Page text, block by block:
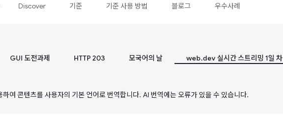
Discover 기준 기준 사용 방법 블로그 우수사례
GUI 도전과제 HTTP 203 모국어의 날 web.dev 실시간 스트리밍 1일 차
여 콘텐츠를 사용자의 기본 언어로 번역합니다. AI 번역에는 오류가 있을 수 있습니다.